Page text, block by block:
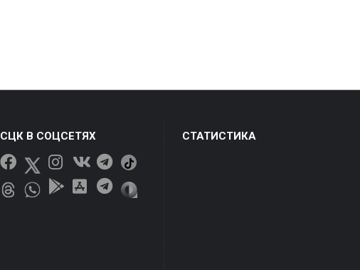
СЦК В СОЦСЕТЯХ СТАТИСТИКА